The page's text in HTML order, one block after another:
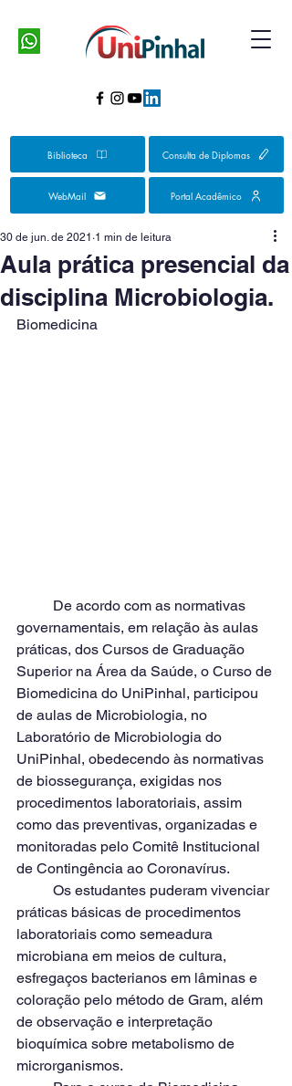
Biblioteca Consulta de Diplomas
WebMail Portal Acadêmico
Aula prática presencial da
disciplina Microbiologia.
30 de jun. de 2021 1 min de leitura
Biomedicina
governamentais, em relação às aulas
práticas, dos Cursos de Graduação
Superior na Área da Saúde, o Curso de
Biomedicina do UniPinhal, participou
de aulas de Microbiologia, no
Laboratório de Microbiologia do
UniPinhal, obedecendo às normativas
de biossegurança, exigidas nos
procedimentos laboratoriais, assim
como das preventivas, organizadas e
monitoradas pelo Comitê Institucional
de Contingência ao Coronavírus.
práticas básicas de procedimentos
laboratoriais como semeadura
microbiana em meios de cultura,
esfregaços bacterianos em lâminas e
coloração pelo método de Gram, além
de observação e interpretação
bioquímica sobre metabolismo de
microrganismos.